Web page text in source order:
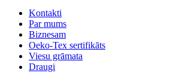
Kontakti
Par mums
Biznesam
Oeko-Tex sertifikāts
Viesu grāmata
Draugi